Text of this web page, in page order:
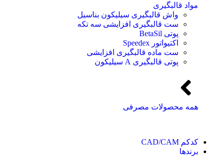
مواد قالبگیری
واش قالبگیری سیلیکون بناسیل
ست قالبگیری افزایشی سه تکه
پوتی BetaSil
اکتیواتور Speedex
ست ماده قالبگیری افزایشی
پوتی قالبگیری A سیلیکون
همه محصولات مصرفی
کدکم CAD/CAM
برندها